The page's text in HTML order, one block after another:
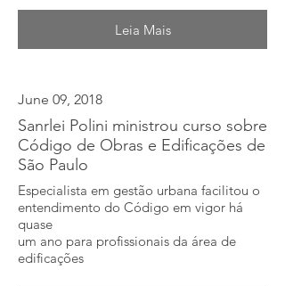
Leia Mais
June 09, 2018
Sanrlei Polini ministrou curso sobre
Código de Obras e Edificações de
São Paulo
Especialista em gestão urbana facilitou o
entendimento do Código em vigor há
quase
um ano para profissionais da área de
edificações